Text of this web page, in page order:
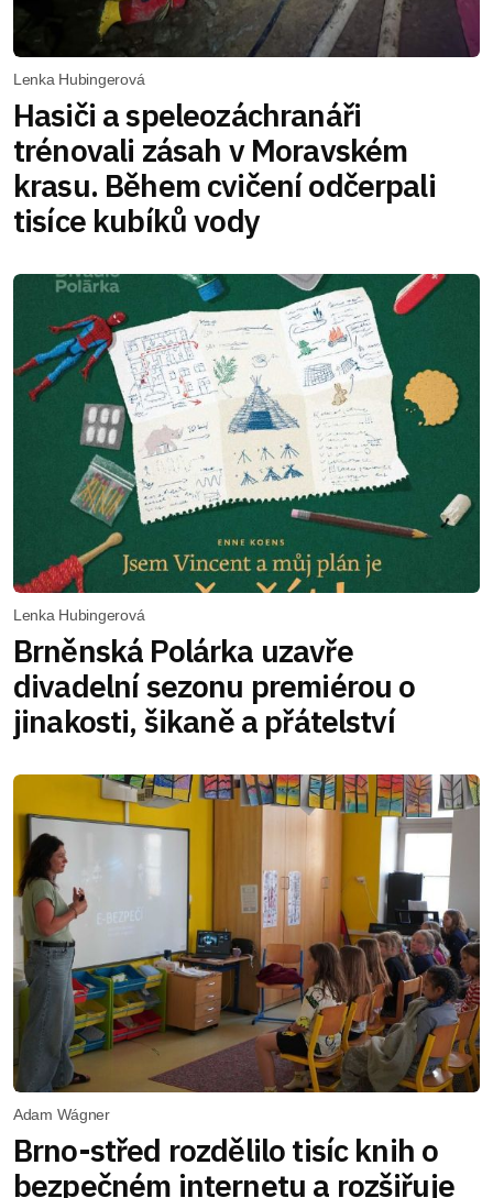
Lenka Hubingerová
Hasiči a speleozáchranáři
trénovali zásah v Moravském
krasu. Během cvičení odčerpali
tisíce kubíků vody
Lenka Hubingerová
Brněnská Polárka uzavře
divadelní sezonu premiérou o
jinakosti, šikaně a přátelství
Adam Wágner
Brno-střed rozdělilo tisíc knih o
bezpečném internetu a rozšiřuje